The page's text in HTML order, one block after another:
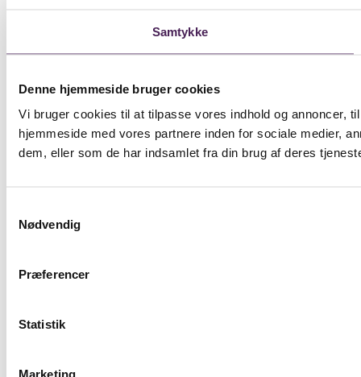
Samtykke
Denne hjemmeside bruger cookies
Vi bruger cookies til at tilpasse vores indhold og annoncer,
hjemmeside med vores partnere inden for sociale medier,
dem, eller som de har indsamlet fra din brug af deres
Nødvendig
Præferencer
Statistik
Marketing